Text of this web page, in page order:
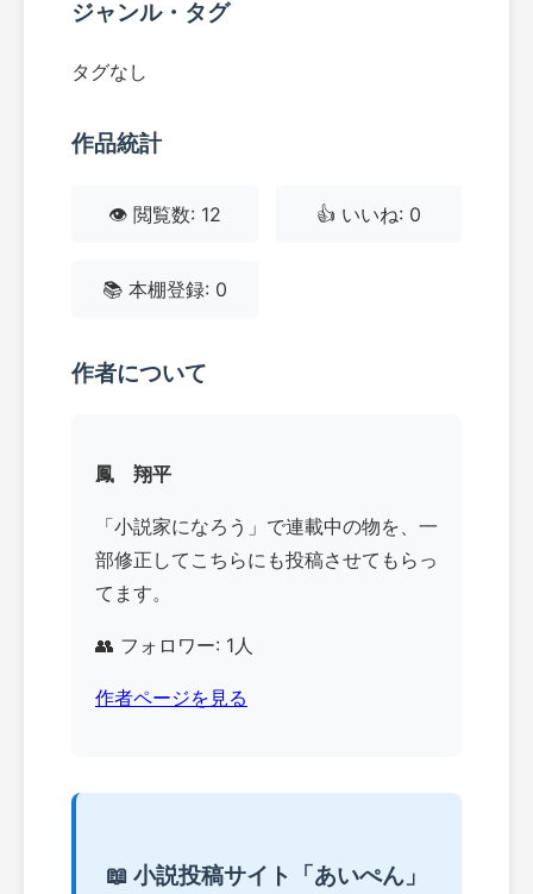
ジャンル・タグ
タグなし
作品統計
👁️ 閲覧数: 12 👍 いいね: 0
📚 本棚登録: 0
作者について
鳳 翔平
「小説家になろう」で連載中の物を、一
部修正してこちらにも投稿させてもらっ
てます。
👥 フォロワー: 1人
作者ページを見る
📖 小説投稿サイト「あいぺん」